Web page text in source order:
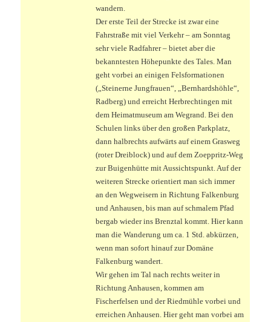
wandern.
Der erste Teil der Strecke ist zwar eine
Fahrstraße mit viel Verkehr – am Sonntag
sehr viele Radfahrer – bietet aber die
bekanntesten Höhepunkte des Tales. Man
geht vorbei an einigen Felsformationen
(„Steinerne Jungfrauen“, „Bernhardshöhle“,
Radberg) und erreicht Herbrechtingen mit
dem Heimatmuseum am Wegrand. Bei den
Schulen links über den großen Parkplatz,
dann halbrechts aufwärts auf einem Grasweg
(roter Dreiblock) und auf dem Zoeppritz-Weg
zur Buigenhütte mit Aussichtspunkt. Auf der
weiteren Strecke orientiert man sich immer
an den Wegweisern in Richtung Falkenburg
und Anhausen, bis man auf schmalem Pfad
bergab wieder ins Brenztal kommt. Hier kann
man die Wanderung um ca. 1 Std. abkürzen,
wenn man sofort hinauf zur Domäne
Falkenburg wandert.
Wir gehen im Tal nach rechts weiter in
Richtung Anhausen, kommen am
Fischerfelsen und der Riedmühle vorbei und
erreichen Anhausen. Hier geht man vorbei am